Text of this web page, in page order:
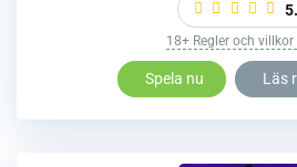
18+ Regler och
Spela nu Läs